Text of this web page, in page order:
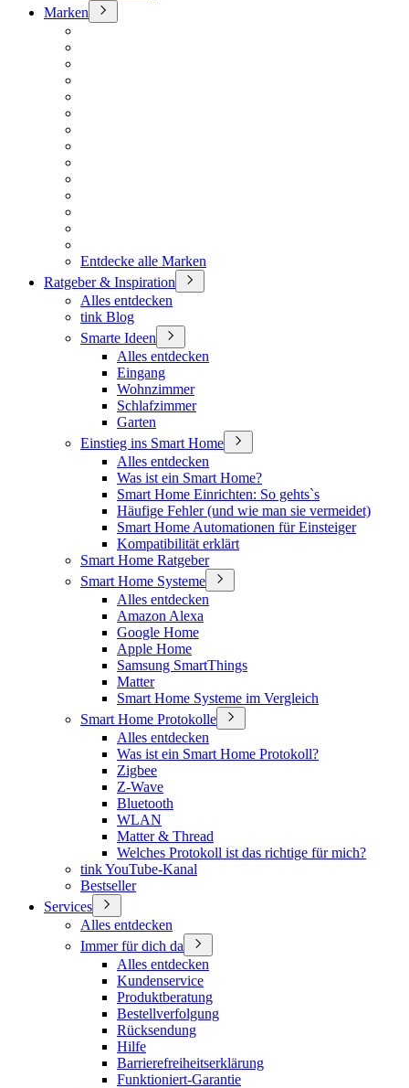
Marken
Entdecke alle Marken
Ratgeber & Inspiration
Alles entdecken
tink Blog
Smarte Ideen
Alles entdecken
Eingang
Wohnzimmer
Schlafzimmer
Garten
Einstieg ins Smart Home
Alles entdecken
Was ist ein Smart Home?
Smart Home Einrichten: So gehts`s
Häufige Fehler (und wie man sie vermeidet)
Smart Home Automationen für Einsteiger
Kompatibilität erklärt
Smart Home Ratgeber
Smart Home Systeme
Alles entdecken
Amazon Alexa
Google Home
Apple Home
Samsung SmartThings
Matter
Smart Home Systeme im Vergleich
Smart Home Protokolle
Alles entdecken
Was ist ein Smart Home Protokoll?
Zigbee
Z-Wave
Bluetooth
WLAN
Matter & Thread
Welches Protokoll ist das richtige für mich?
tink YouTube-Kanal
Bestseller
Services
Alles entdecken
Immer für dich da
Alles entdecken
Kundenservice
Produktberatung
Bestellverfolgung
Rücksendung
Hilfe
Barrierefreiheitserklärung
Funktioniert-Garantie